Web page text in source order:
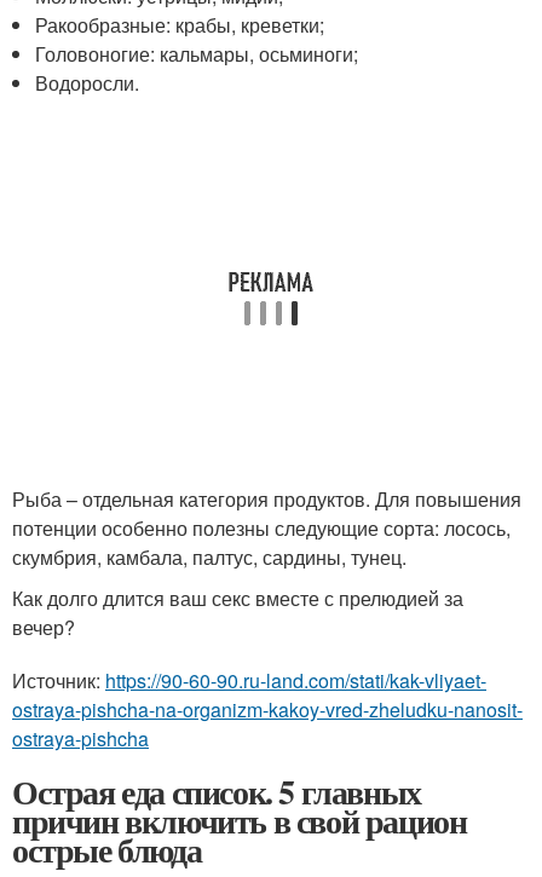
Ракообразные: крабы, креветки;
Головоногие: кальмары, осьминоги;
Водоросли.
Рыба – отдельная категория продуктов. Для повышения
потенции особенно полезны следующие сорта: лосось,
скумбрия, камбала, палтус, сардины, тунец.
Как долго длится ваш секс вместе с прелюдией за
вечер?
Источник: https://90-60-90.ru-land.com/stati/kak-vliyaet-
ostraya-pishcha-na-organizm-kakoy-vred-zheludku-nanosit-
ostraya-pishcha
Острая еда список. 5 главных
причин включить в свой рацион
острые блюда